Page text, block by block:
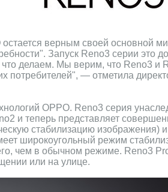
верным своей основной
Запуск Reno3 серии это
делаем. Мы верим, что Reno3 и
потребителей", — отметила
OPPO. Reno3 серия
и теперь представляет
стабилизацию изображения)
широкоугольный режим
чем в обычном режиме. Reno3 Pro
или на улице.